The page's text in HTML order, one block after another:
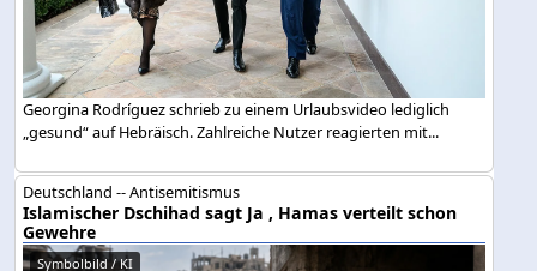
Georgina Rodríguez schrieb zu einem Urlaubsvideo lediglich
„gesund“ auf Hebräisch. Zahlreiche Nutzer reagierten mit...
Deutschland -- Antisemitismus
Islamischer Dschihad sagt Ja , Hamas verteilt schon
Gewehre
Symbolbild / KI